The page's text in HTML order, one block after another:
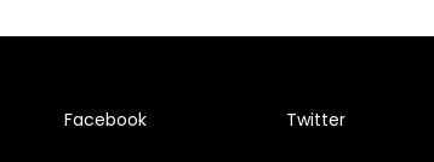
Facebook Twitter